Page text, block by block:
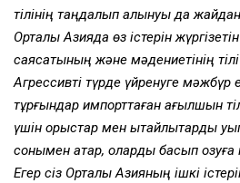
тілінің таңдалып алынуы да
Орталық Азияда өз істерін
саясатының және мәдениетінің
Агрессивті түрде үйренуге мәжбүр
тұрғындар импорттаған ағылшын
үшін орыстар мен қытайлықтарды
сонымен қатар, оларды басып озуға
Егер сіз Орталық Азияның ішкі